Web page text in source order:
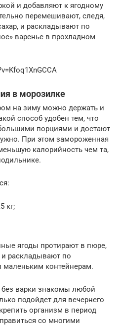
и добавляют к ягодному
перемешивают, следя,
и раскладывают по
варенье в прохладном
в морозилке
на зиму можно держать и
способ удобен тем, что
порциями и достают
При этом замороженная
калорийность чем та,
кг;
ягоды протирают в пюре,
раскладывают по
контейнерам.
варки знакомы любой
подойдет для вечернего
организм в период
со многими